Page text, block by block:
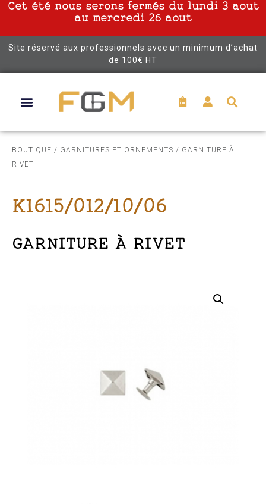
Cet été nous serons fermés du lundi 3 aout
au mercredi 26 aout
Site réservé aux professionnels avec un minimum d’achat
de 100€ HT
BOUTIQUE / GARNITURES ET ORNEMENTS / GARNITURE À
RIVET
K1615/012/10/06
GARNITURE À RIVET